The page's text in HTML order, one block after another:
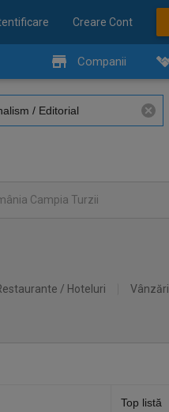
Creare Cont
Companii
Campia Turzii
/ Hoteluri Vânzări